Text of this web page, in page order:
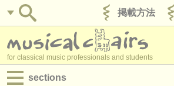
掲載方法
for classical music professionals and students
sections